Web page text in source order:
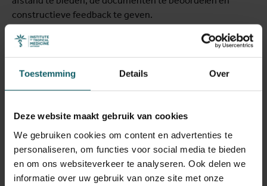
Toestemming Details Over
Deze website maakt gebruik van cookies
We gebruiken cookies om content en advertenties te
personaliseren, om functies voor social media te bieden
en om ons websiteverkeer te analyseren. Ook delen we
informatie over uw gebruik van onze site met onze
constructieve feedback te geven.